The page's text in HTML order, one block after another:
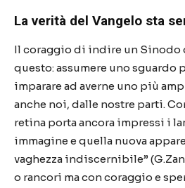
La verità del Vangelo sta
Il coraggio di indire un Sinodo
questo:assumere uno sguardo
imparare ad averne uno più
anche noi, dalle nostre parti.
retina porta ancora impressi i
immagine e quella nuova
vaghezza indiscernibile”
o rancori ma con coraggio e